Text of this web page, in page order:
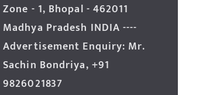
Zone - 1, Bhopal - 462011
Madhya Pradesh INDIA ----
Advertisement Enquiry: Mr.
Sachin Bondriya, +91
9826021837